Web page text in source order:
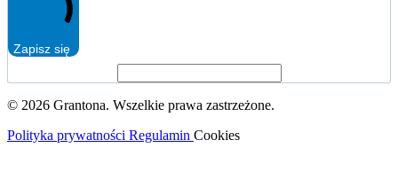
Zapisz się
© 2026 Grantona. Wszelkie prawa zastrzeżone.
Polityka prywatności Regulamin Cookies